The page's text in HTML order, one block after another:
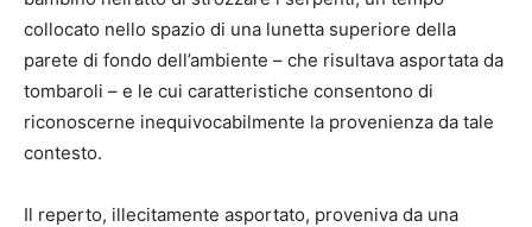
collocato nello spazio di una lunetta superiore della
parete di fondo dell’ambiente – che risultava asportata da
tombaroli – e le cui caratteristiche consentono di
riconoscerne inequivocabilmente la provenienza da tale
contesto.
Il reperto, illecitamente asportato, proveniva da una